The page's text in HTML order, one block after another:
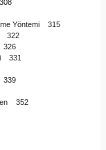
Yöntemi 315
322
326
331
339
352